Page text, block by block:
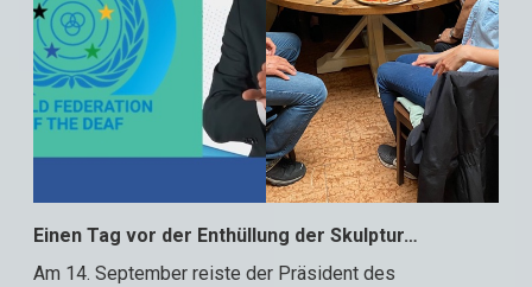
Einen Tag vor der Enthüllung der Skulptur…
Am 14. September reiste der Präsident des